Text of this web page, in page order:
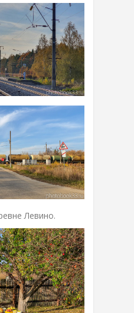
Левино.